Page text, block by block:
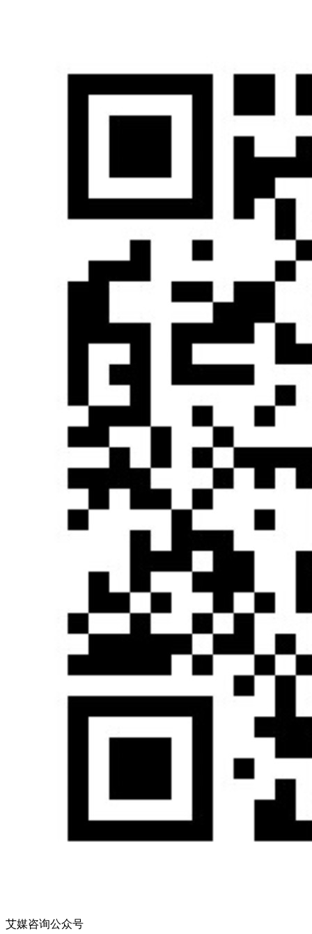
艾媒咨询公众号